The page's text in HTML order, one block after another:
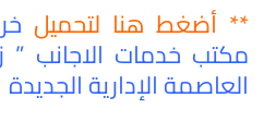
** أضغط هنا لتحميل
مكتب خدمات الاجانب
العاصمة الإدارية الجديدة